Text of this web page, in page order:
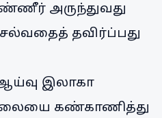
அருந்துவது
தவிர்ப்பது
இலாகா
கண்காணித்து